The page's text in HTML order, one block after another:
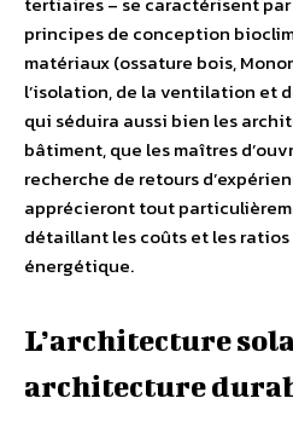
principes de conception
matériaux (ossature bois,
l’isolation, de la ventilation et
qui séduira aussi bien les
bâtiment, que les maîtres
recherche de retours
apprécieront tout
détaillant les coûts et les
énergétique.
L’architecture
architecture